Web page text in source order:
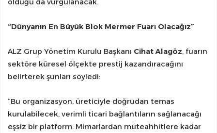
olduğu da vurgulanacak.
“Dünyanın En Büyük Blok Mermer Fuarı Olacağız”
ALZ Grup Yönetim Kurulu Başkanı Cihat Alagöz, fuarın
sektöre küresel ölçekte prestij kazandıracağını
belirterek şunları söyledi:
“Bu organizasyon, üreticiyle doğrudan temas
kurulabilecek, verimli ticari bağlantıların sağlanacağı
eşsiz bir platform. Mimarlardan müteahhitlere kadar